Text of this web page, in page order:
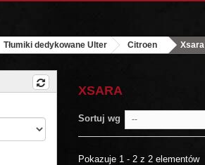
Tłumiki dedykowane Ulter Citroen Xsara
XSARA
Sortuj wg --
Pokazuje 1 - 2 z 2 elementów